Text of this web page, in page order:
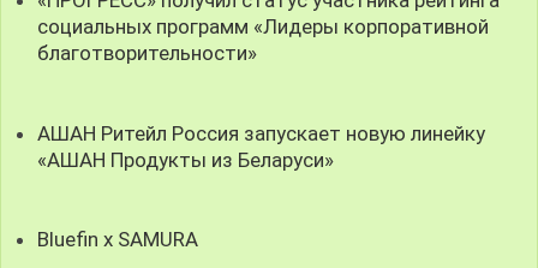
социальных программ «Лидеры корпоративной
благотворительности»
АШАН Ритейл Россия запускает новую линейку
«АШАН Продукты из Беларуси»
Bluefin x SAMURA